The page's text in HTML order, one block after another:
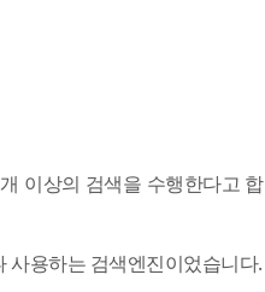
이상의 검색을 수행한다고 합
사용하는 검색엔진이었습니다.